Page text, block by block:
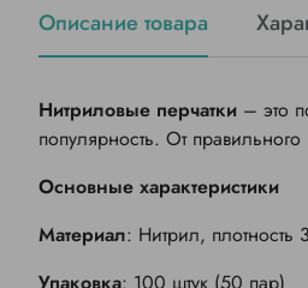
Описание товара
Нитриловые перчатки – это
популярность. От
Основные характеристики
Материал: Нитрил, плотность